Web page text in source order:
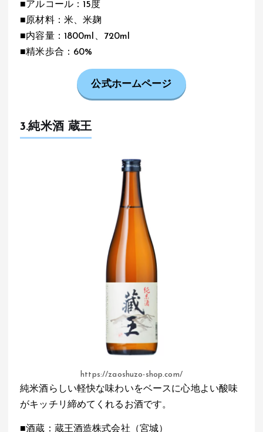
■アルコール：15度
■原材料：米、米麹
■内容量：1800ml、720ml
■精米歩合：60%
公式ホームページ
3.純米酒 蔵王
https://zaoshuzo-shop.com/
純米酒らしい軽快な味わいをベースに心地よい酸味
がキッチリ締めてくれるお酒です。
■酒蔵：蔵王酒造株式会社（宮城）